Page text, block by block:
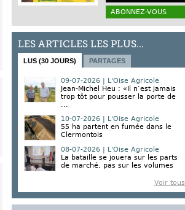
ABONNEZ-VOUS
LES ARTICLES LES PLUS...
LUS (30 JOURS) PARTAGES
09-07-2026 | L'Oise Agricole
Jean-Michel Heu : «Il n’est jamais
trop tôt pour pousser la porte de
...
10-07-2026 | L'Oise Agricole
55 ha partent en fumée dans le
Clermontois
08-07-2026 | L'Oise Agricole
La bataille se jouera sur les parts
de marché, pas sur les volumes
Voir tous